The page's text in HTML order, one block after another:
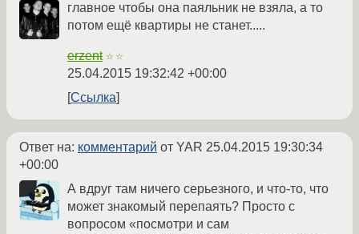
главное чтобы она паяльник не взяла, а то
потом ещё квартиры не станет.....
erzent ☆☆
25.04.2015 19:32:42 +00:00
Ссылка
Ответ на: комментарий от YAR 25.04.2015 19:30:34
+00:00
А вдруг там ничего серьезного, и что-то, что
может знакомый перепаять? Просто с
вопросом «посмотри и сам